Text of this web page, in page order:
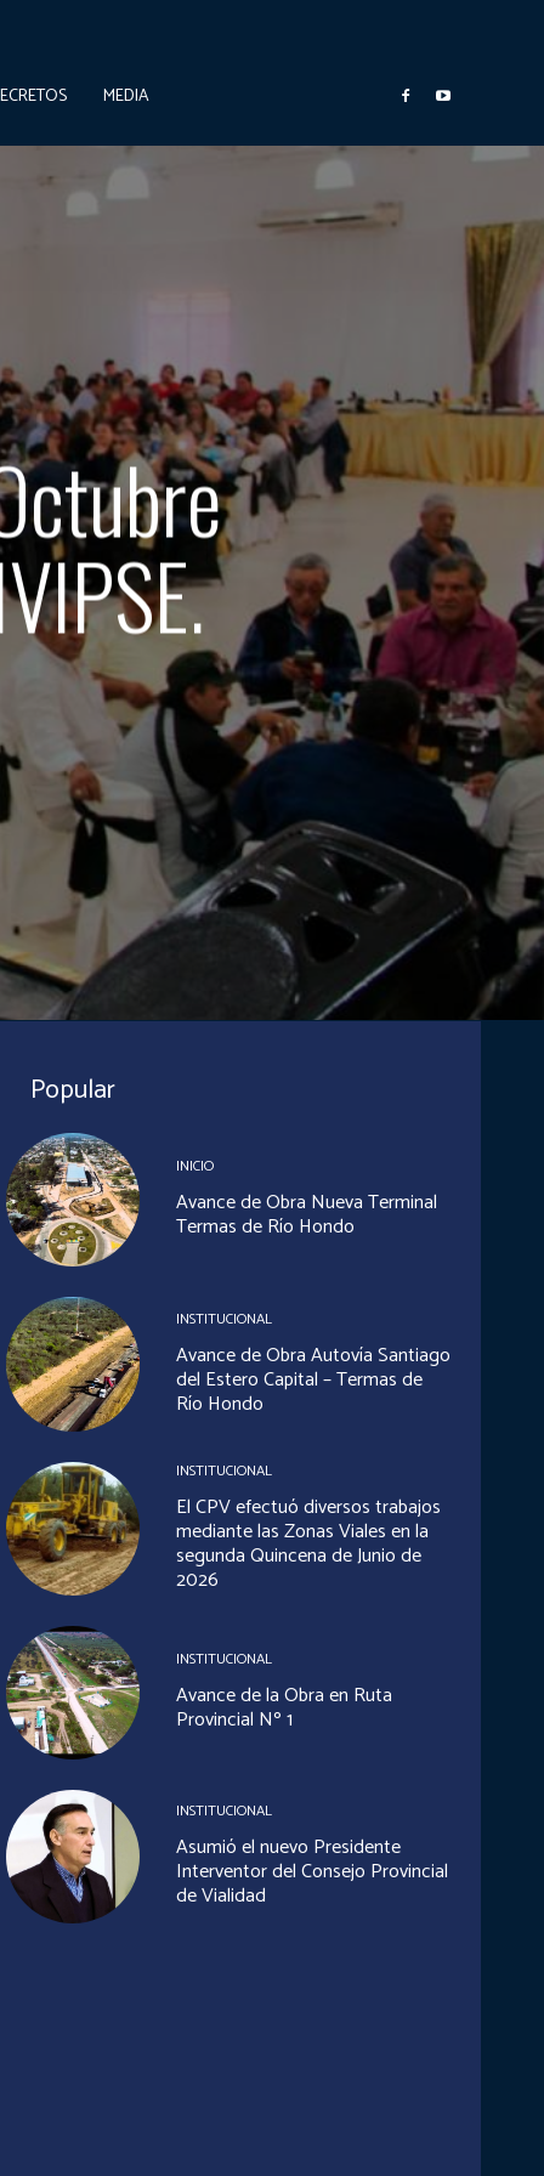
MEDIA
Popular
INICIO
Avance de Obra Nueva Terminal
Termas de Río Hondo
INSTITUCIONAL
Avance de Obra Autovía Santiago
del Estero Capital – Termas de
Río Hondo
INSTITUCIONAL
El CPV efectuó diversos trabajos
mediante las Zonas Viales en la
segunda Quincena de Junio de
2026
INSTITUCIONAL
Avance de la Obra en Ruta
Provincial Nº 1
INSTITUCIONAL
Asumió el nuevo Presidente
Interventor del Consejo Provincial
de Vialidad